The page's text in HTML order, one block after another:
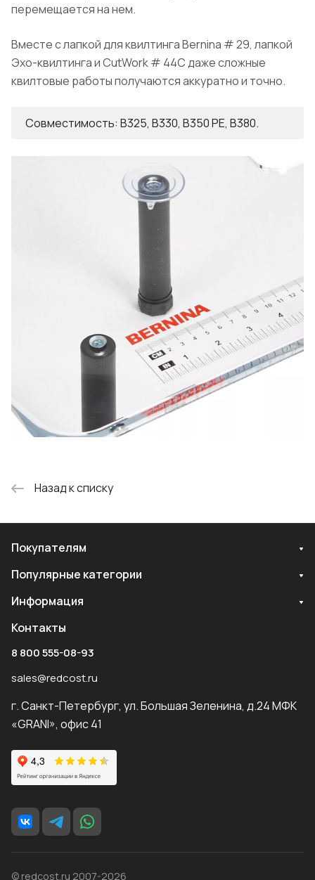
перемещается на нем.
Вместе с лапкой для квилтинга Bernina # 29, лапкой
Эхо-квилтинга и CutWork # 44C даже сложные
квилтовые работы получаются аккуратно и точно.
Совместимость: B325, B330, B350 PE, B380.
Назад к списку
Покупателям
Популярные категории
Информация
Контакты
8 800 555-08-93
sales@redcost.ru
г. Санкт-Петербург, ул. Большая Зеленина, д.24 МФК
«GRANI», офис 41
© redcost.ru 2007-2026